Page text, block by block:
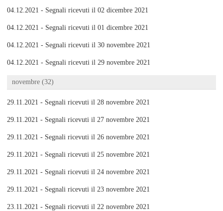
04.12.2021 - Segnali ricevuti il 02 dicembre 2021
04.12.2021 - Segnali ricevuti il 01 dicembre 2021
04.12.2021 - Segnali ricevuti il 30 novembre 2021
04.12.2021 - Segnali ricevuti il 29 novembre 2021
novembre (32)
29.11.2021 - Segnali ricevuti il 28 novembre 2021
29.11.2021 - Segnali ricevuti il 27 novembre 2021
29.11.2021 - Segnali ricevuti il 26 novembre 2021
29.11.2021 - Segnali ricevuti il 25 novembre 2021
29.11.2021 - Segnali ricevuti il 24 novembre 2021
29.11.2021 - Segnali ricevuti il 23 novembre 2021
23.11.2021 - Segnali ricevuti il 22 novembre 2021